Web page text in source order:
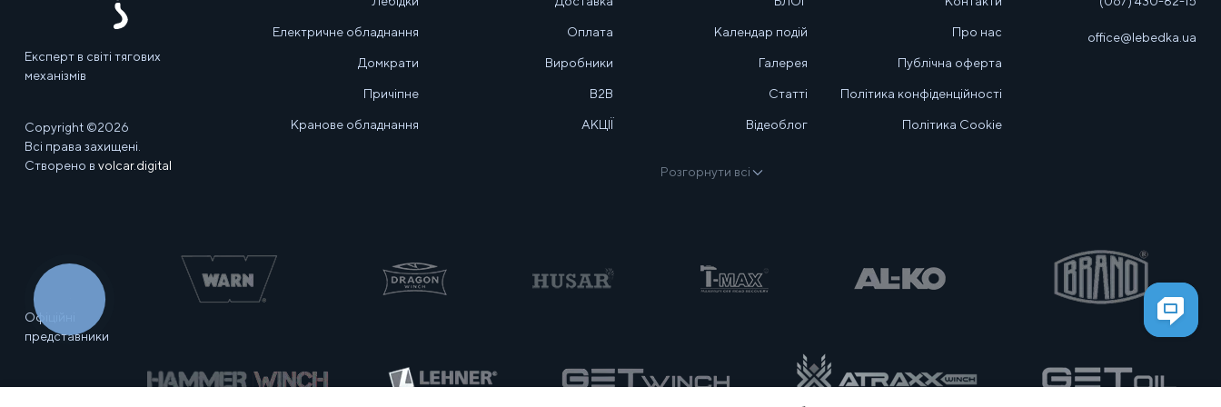
Експерт в світі тягових
механізмів
Copyright ©2026
Всі права захищені.
Створено в volcar.digital
Електричне обладнання
Домкрати
Причіпне
Кранове обладнання
Оплата
Виробники
B2B
АКЦІЇ
Календар подій
Галерея
Статті
Відеоблог
Про нас
Публічна оферта
Політика конфіденційності
Політика Cookie
office@lebedka.ua
Розгорнути всі
Офіційні
представники